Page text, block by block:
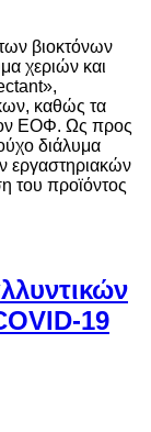
βιοκτόνων
χεριών και
καθώς τα
ΕΟΦ. Ως προς
διάλυμα
εργαστηριακών
του προϊόντος
19